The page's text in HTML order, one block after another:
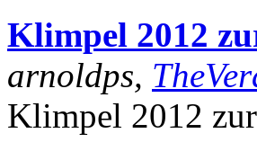
Klimpel 2012
arnoldps,
Klimpel 2012